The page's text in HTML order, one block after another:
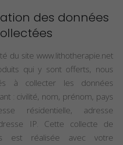
des données
du site www.lithotherapie.net
qui y sont offerts, nous
à collecter les données
: civilité, nom, prénom, pays
résidentielle, adresse
IP. Cette collecte de
est réalisée avec votre